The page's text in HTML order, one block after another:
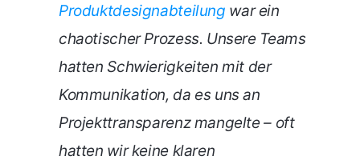
Produktdesignabteilung war ein
chaotischer Prozess. Unsere Teams
hatten Schwierigkeiten mit der
Kommunikation, da es uns an
Projekttransparenz mangelte – oft
hatten wir keine klaren